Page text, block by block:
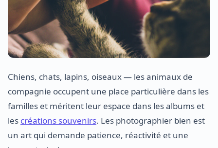
Chiens, chats, lapins, oiseaux — les animaux de
compagnie occupent une place particulière dans les
familles et méritent leur espace dans les albums et
les créations souvenirs. Les photographier bien est
un art qui demande patience, réactivité et une